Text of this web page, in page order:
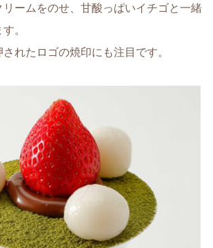
リームをのせ、甘酸っぱいイチゴと一緒
。
れたロゴの焼印にも注目です。